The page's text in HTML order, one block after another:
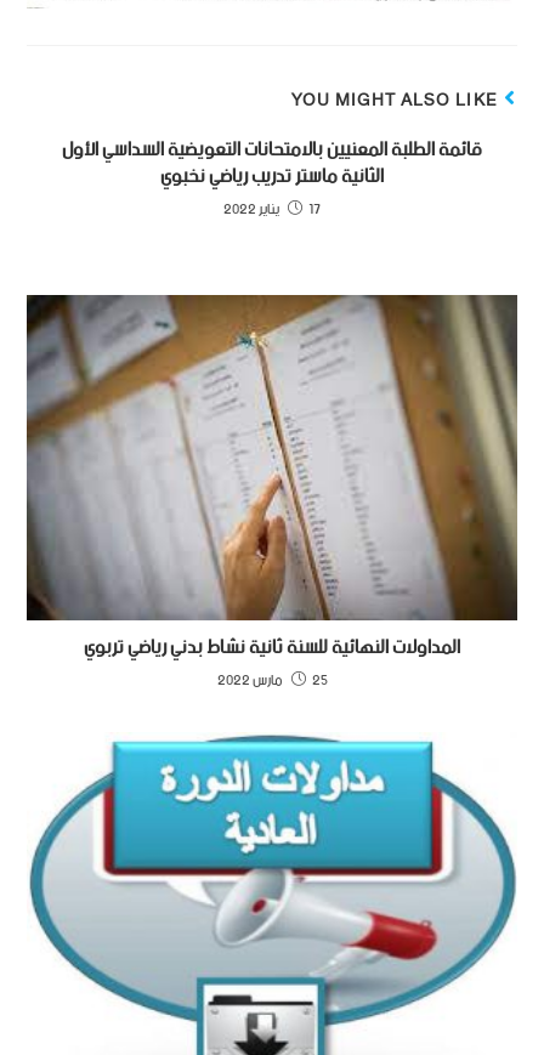
YOU MIGHT ALSO LIKE
قائمة الطلبة المعنيين بالامتحانات التعويضية السداسي الأول
الثانية ماستر تدريب رياضي نخبوي
17 يناير 2022
المداولات النهائية للسنة ثانية نشاط بدني رياضي تربوي
25 مارس 2022